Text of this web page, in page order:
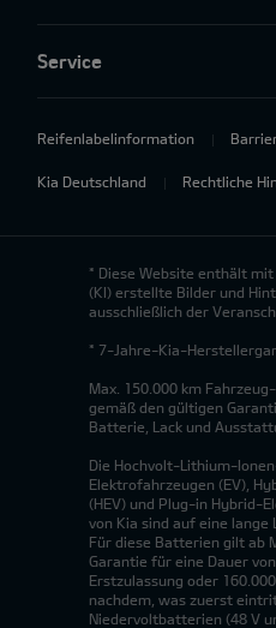
Service
Reifenlabelinformation
Kia Deutschland Rechtliche
* Diese Website enthält
(KI) erstellte Bilder und
ausschließlich der
* 7-Jahre-Kia-
Max. 150.000 km
gemäß den gültigen
Batterie, Lack und
Die Hochvolt-Lithium-
Elektrofahrzeugen (EV),
(HEV) und Plug-in Hybrid-
von Kia sind auf eine lange
Für diese Batterien gilt ab
Garantie für eine Dauer
Erstzulassung oder
nachdem, was zuerst
Niedervoltbatterien (48 V